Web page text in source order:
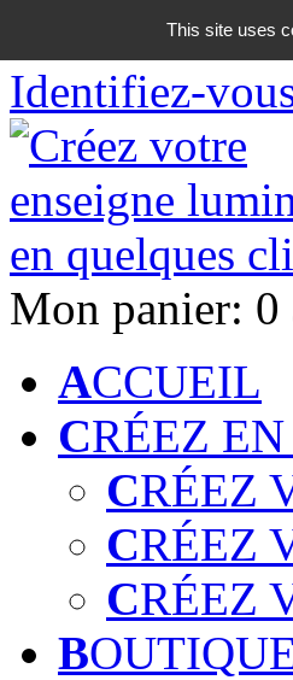
06 18 42 08
Identifiez-
Mon panier: 0
ACCUEIL
CRÉEZ
CRÉEZ
CRÉEZ
CRÉEZ
B
This site uses